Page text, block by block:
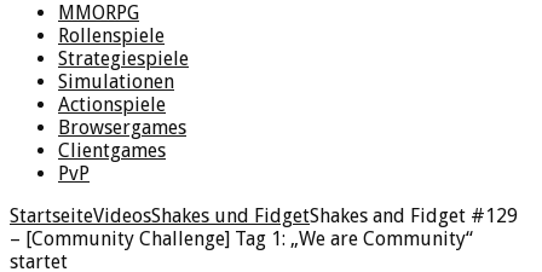
MMORPG
Rollenspiele
Strategiespiele
Simulationen
Actionspiele
Browsergames
Clientgames
PvP
StartseiteVideosShakes und FidgetShakes and Fidget #129
– [Community Challenge] Tag 1: „We are Community“
startet